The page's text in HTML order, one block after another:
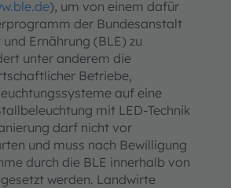
), um von einem dafür
der Bundesanstalt
Ernährung (BLE) zu
unter anderem die
Betriebe,
auf eine
mit LED-Technik
darf nicht vor
und muss nach Bewilligung
durch die BLE innerhalb von
werden. Landwirte